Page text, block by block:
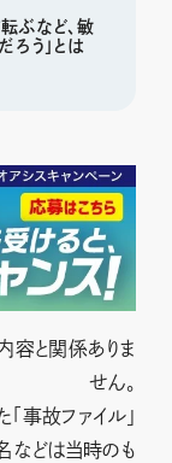
ぶなど、敏
ろう」とは
容と関係ありま
せん。
事故ファイル」
などは当時のも